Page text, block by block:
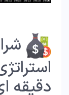
دقیقه